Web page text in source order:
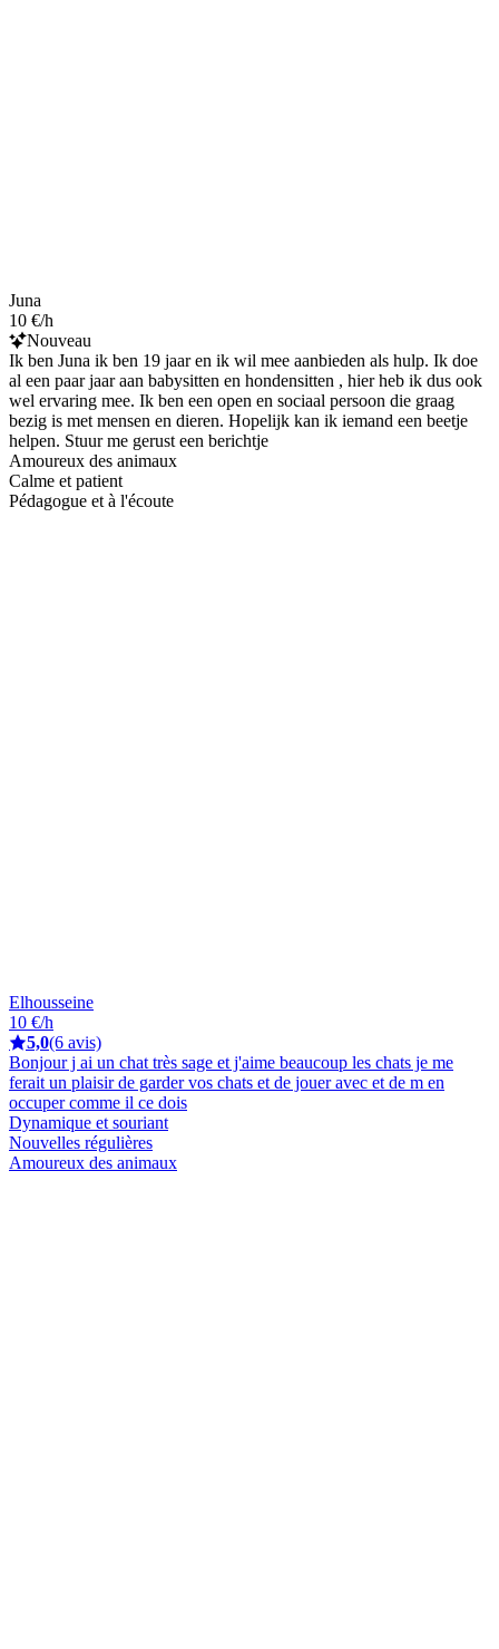
Juna
10 €/h
Nouveau
Ik ben Juna ik ben 19 jaar en ik wil mee aanbieden als hulp. Ik doe
al een paar jaar aan babysitten en hondensitten , hier heb ik dus ook
wel ervaring mee. Ik ben een open en sociaal persoon die graag
bezig is met mensen en dieren. Hopelijk kan ik iemand een beetje
helpen. Stuur me gerust een berichtje
Amoureux des animaux
Calme et patient
Pédagogue et à l'écoute
Elhousseine
10 €/h
5,0(6 avis)
Bonjour j ai un chat très sage et j'aime beaucoup les chats je me
ferait un plaisir de garder vos chats et de jouer avec et de m en
occuper comme il ce dois
Dynamique et souriant
Nouvelles régulières
Amoureux des animaux